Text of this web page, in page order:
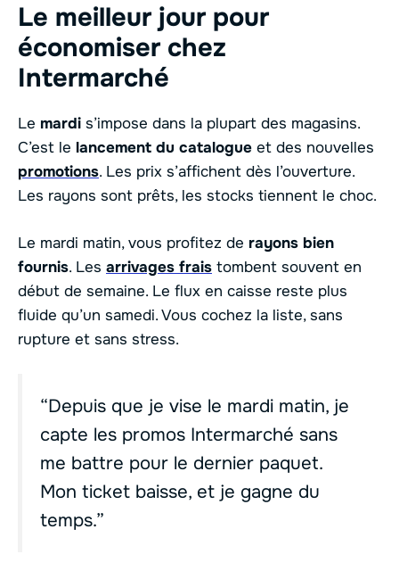
Le meilleur jour pour
économiser chez
Intermarché
Le mardi s’impose dans la plupart des magasins.
C’est le lancement du catalogue et des nouvelles
promotions. Les prix s’affichent dès l’ouverture.
Les rayons sont prêts, les stocks tiennent le choc.
Le mardi matin, vous profitez de rayons bien
fournis. Les arrivages frais tombent souvent en
début de semaine. Le flux en caisse reste plus
fluide qu’un samedi. Vous cochez la liste, sans
rupture et sans stress.
“Depuis que je vise le mardi matin, je
capte les promos Intermarché sans
me battre pour le dernier paquet.
Mon ticket baisse, et je gagne du
temps.”